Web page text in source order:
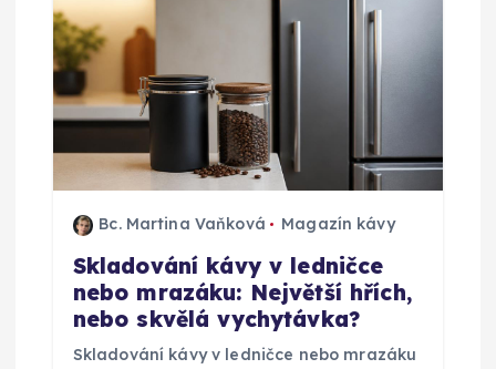
Bc. Martina Vaňková Magazín kávy
Skladování kávy v ledničce
nebo mrazáku: Největší hřích,
nebo skvělá vychytávka?
Skladování kávy v ledničce nebo mrazáku